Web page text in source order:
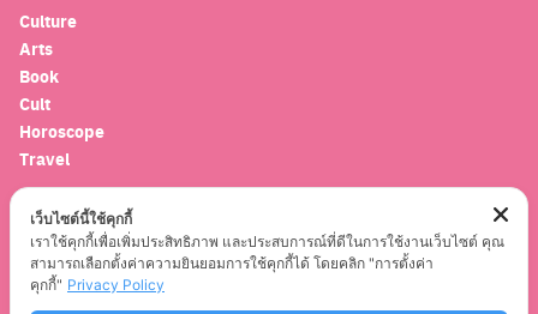
Culture
Arts
Book
Cult
Horoscope
Travel
Entertainment
Celebrity
Movies
Musics
เว็บไซต์นี้ใช้คุกกี้
เราใช้คุกกี้เพื่อเพิ่มประสิทธิภาพ และประสบการณ์ที่ดีในการใช้งานเว็บไซต์ คุณ
สามารถเลือกตั้งค่าความยินยอมการใช้คุกกี้ได้ โดยคลิก "การตั้งค่า
คุกกี้" Privacy Policy